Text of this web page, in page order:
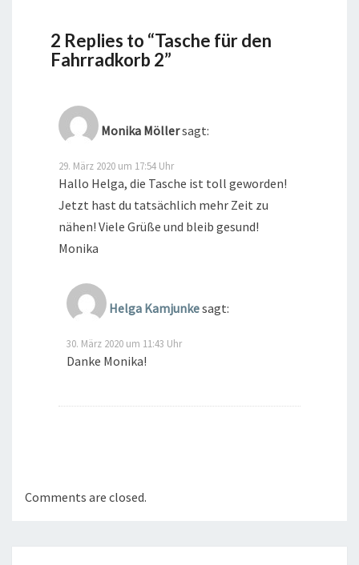
2 Replies to “Tasche für den
Fahrradkorb 2”
Monika Möllersagt:
29. März 2020 um 17:54 Uhr
Hallo Helga, die Tasche ist toll geworden!
Jetzt hast du tatsächlich mehr Zeit zu
nähen! Viele Grüße und bleib gesund!
Monika
Helga Kamjunkesagt:
30. März 2020 um 11:43 Uhr
Danke Monika!
Comments are closed.